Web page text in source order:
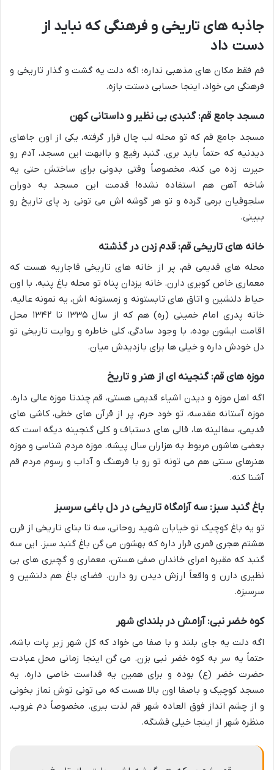
جاذبه های تاریخی و فرهنگی که نباید از
دست داد
قم فقط مکان های مذهبی نداره؛ اگه دلت یه گشت و گذار تاریخی و
فرهنگی می خواد، اینجا حسابی دستت بازه.
مسجد جامع قم: گنبدی بی نظیر و داستانی کهن
مسجد جامع قم که تو محله لب چال قرار گرفته، یکی از اون جاهای
دیدنیه که حتماً باید بری. گنبد رفیع و باابهت این مسجد، آدم رو
حیرت زده می کنه، مخصوصاً وقتی بدونی برای ساختش حتی یه
شاخه آهن هم استفاده نشده! قدمت این مسجد به دوران
سلجوقیان برمی گرده و تو هر گوشه اش می تونی رد پای تاریخ رو
ببینی.
خانه های تاریخی قم: قدم زدن در گذشته
محله های قدیمی قم، پر از خانه های تاریخی قاجاریه هست که
معماری خاص کویری دارن. خانه یزدان پناه تو محله باغ پنبه، با اون
حیاط دلنشین و اتاق های تابستونه و زمستونه اش، یه نمونه عالیه.
خانه پدری امام خمینی (ره) هم که از سال ۱۳۳۵ تا ۱۳۴۲ محل
اقامت ایشون بوده، با وجود سادگی، کلی خاطره و روایت تاریخی تو
دل خودش داره و خیلی ها برای بازدیدش میان.
موزه های قم: گنجینه ای از هنر و تاریخ
اگه اهل موزه و دیدن اشیاء قدیمی هستی، قم چندتا موزه عالی داره.
موزه آستانه مقدسه، تو خود حرم، پر از قرآن های خطی، کاشی های
قدیمی، سفالینه ها، قالی های دستباف و کلی گنجینه دیگه است که
بعضی هاشون مربوط به هزاران سال پیشه. موزه مردم شناسی و موزه
هنرهای سنتی هم می تونه تو رو با فرهنگ و آداب و رسوم مردم قم
آشنا کنه.
باغ گنبد سبز: سه آرامگاه تاریخی در دل باغی سرسبز
تو یه باغ کوچیک تو خیابان شهید روحانی، سه تا بنای تاریخی از قرن
هشتم هجری قمری قرار داره که بهشون می گن باغ گنبد سبز. این سه
گنبد که مقبره امرای خاندان صفی هستن، معماری و گچبری های بی
نظیری دارن و واقعاً ارزش دیدن رو دارن. فضای باغ هم دلنشین و
سرسبزه.
کوه خضر نبی: آرامش در بلندای شهر
اگه دلت یه جای بلند و با صفا می خواد که کل شهر زیر پات باشه،
حتماً یه سر به کوه خضر نبی بزن. می گن اینجا زمانی محل عبادت
حضرت خضر (ع) بوده و برای همین یه قداست خاصی داره. یه
مسجد کوچیک و باصفا اون بالا هست که می تونی توش نماز بخونی
و از چشم انداز فوق العاده شهر قم لذت ببری. مخصوصاً دم غروب،
منظره شهر از اینجا خیلی قشنگه.